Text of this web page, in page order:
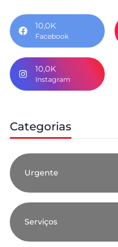
10,0K
Facebook
10,0K
Instagram
Categorias
Urgente
Serviços